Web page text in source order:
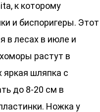
к которому
и биспоригеры. Этот
в лесах в июле и
растут в
яркая шляпка с
до 8-20 см в
Ножка у